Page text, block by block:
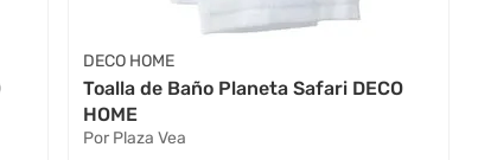
DECO HOME
Toalla de Baño Planeta Safari DECO
HOME
Por Plaza Vea